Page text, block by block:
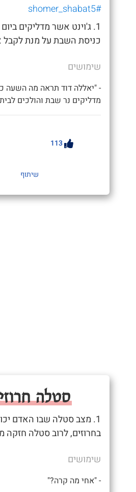
#shomer_shabat5
1. ג'וינט אשר מדליקים
כניסת השבת על מנת
שימושים
- "יאללה דוד תראה מה השעה
מדליקים נר שבת והולכים
113
שיתוף
סטלה
1. מצב סטלה שבו האדם
בחרוזים, לרוב סטלה חזקה
שימושים
- "אחי מה קרה?"